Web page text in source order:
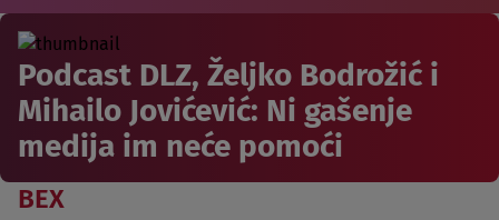
Podcast DLZ, Željko Bodrožić i
Mihailo Jovićević: Ni gašenje
medija im neće pomoći
BEX